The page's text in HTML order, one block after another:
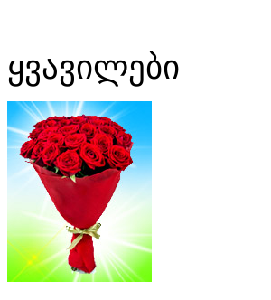
ყვავილები